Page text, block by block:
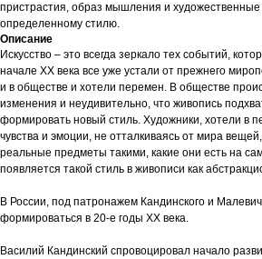
пристрастия, образ мышления и
определенному стилю.
Описание
Искусство – это всегда зеркало тех событий,
начале XX века все уже устали от прежнего
и в обществе и хотели перемен. В обществе
изменения и неудивительно, что живопись
формировать новый стиль. Художники, хотели в
чувства и эмоции, не отталкиваясь от мира
реальные предметы такими, какие они есть на
появляется такой стиль в живописи как
В России, под патронажем Кандинского и
формироваться в 20-е годы XX века.
Василий Кандинский спровоцировал начало